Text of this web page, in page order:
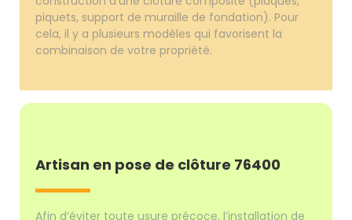
piquets, support de muraille de fondation). Pour
cela, il y a plusieurs modèles qui favorisent la
combinaison de votre propriété.
Artisan en pose de clôture 76400
Afin d’éviter toute usure précoce, l’installation de